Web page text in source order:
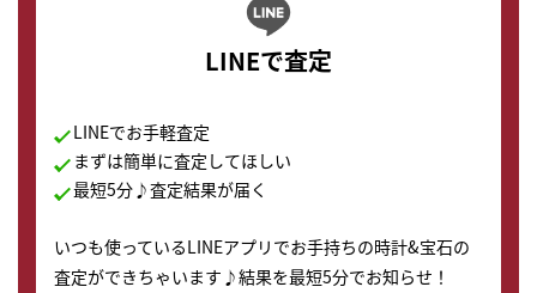
LINEで査定
LINEでお手軽査定
まずは簡単に査定してほしい
最短5分♪査定結果が届く
いつも使っているLINEアプリでお手持ちの時計&宝石の
査定ができちゃいます♪結果を最短5分でお知らせ！